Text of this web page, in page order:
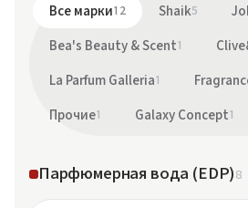
Все марки12 Shaik5
Bea's Beauty & Scent1
La Parfum Galleria1
Прочие1 Galaxy Concept1
Парфюмерная вода (EDP)8